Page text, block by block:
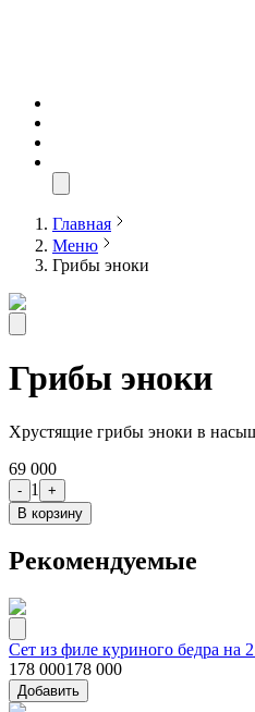
Главная
Меню
Грибы эноки
Грибы эноки
Хрустящие грибы эноки в
69 000
- 1
+
В корзину
Рекомендуемые
Сет из филе куриного бедра на
178 000178 000
Добавить